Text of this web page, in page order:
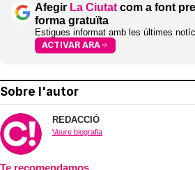
Afegir La Ciutat com a font
forma gratuïta
Estigues informat amb les últimes
ACTIVAR ARA
Sobre l'autor
REDACCIÓ
Veure biografia